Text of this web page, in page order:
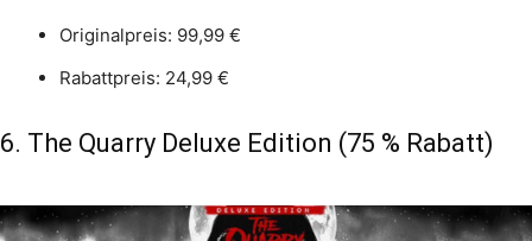
Originalpreis: 99,99 €
Rabattpreis: 24,99 €
6. The Quarry Deluxe Edition (75 % Rabatt)